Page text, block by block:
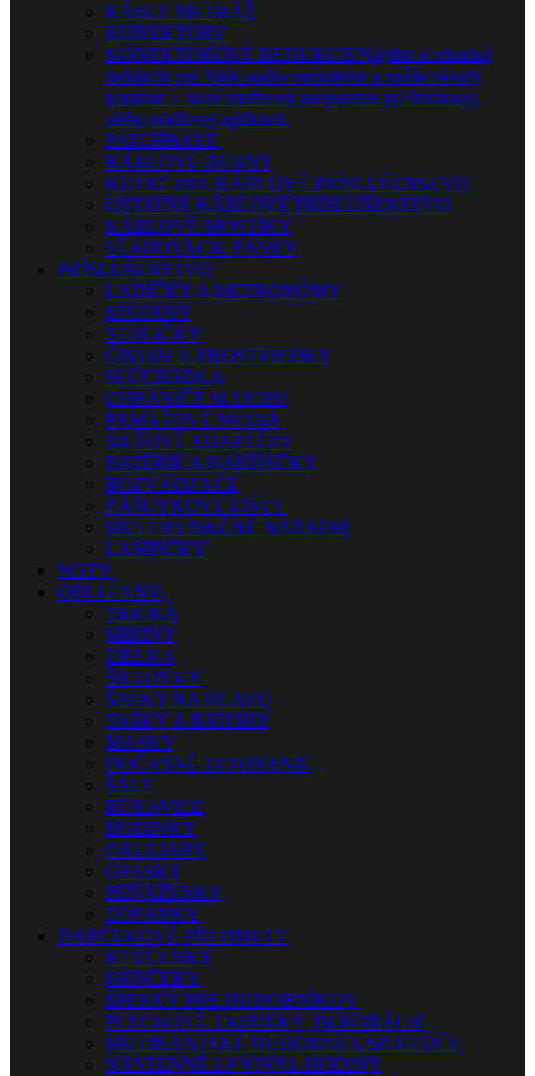
KÁBLE METRÁŽ
KONEKTORY
KONEKTOROVÉ REDUKCIENájdite si vhodnú
redukciu pre Vaše audio zariadenie a zažite skvelý
komfort + nové možnosti prepojenia pri štúdiovej,
alebo pódiovej aplikácii.
PATCHBAYE
KÁBLOVÉ BUBNY
KUFRE PRE KÁBLOVÉ PRÍSLUŠENSTVO
OSTATNÉ KÁBLOVÉ PRÍSLUŠENSTVO
KÁBLOVÉ MOSTÍKY
SŤAHOVACIE PÁSKY
PRÍSLUŠENSTVO
LADIČKY A METRONÓMY
STOJANY
STOLIČKY
ČISTIACE PROSTRIEDKY
SLÚCHADLÁ
CHRÁNIČE SLUCHU
PAMÄŤOVÉ MÉDIÁ
SIEŤOVÉ ADAPTÉRY
BATÉRIE A NABÍJAČKY
ROZVÁDZAČE
ZÁSUVKOVÉ LIŠTY
MULTIFUNKČNÉ NÁRADIE
LAMPIČKY
NOTY
OBLEČENIE
TRIČKÁ
MIKINY
TIELKA
ŠILTOVKY
ŠATKY NA HLAVU
TAŠKY A BATOHY
MASKY
DOČASNÉ TETOVANIE
ŠÁLY
RUKAVICE
HODINKY
OKULIARE
OPASKY
PEŇAŽENKY
TOPÁNKY
DARČEKOVÉ PREDMETY
KĽÚČENKY
HRNČEKY
ŠPERKY PRE HUDOBNÍKOV
PLECHOVÉ TABUĽKY, DEKORÁCIE
MUZIKANTSKÉ HUDOBNÉ USB KĽÚČE
NÁSTENNÉ LP VINYL HODINY